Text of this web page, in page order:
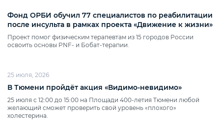
Фонд ОРБИ обучил 77 специалистов по реабилитации
после инсульта в рамках проекта «Движение к жизни»
Проект помог физическим терапевтам из 15 городов России
освоить основы PNF‑ и Бобат‑терапии.
25 июля, 2026
В Тюмени пройдёт акция «Видимо‑невидимо»
25 июля с 12:00 до 15:00 на Площади 400‑летия Тюмени любой
желающий сможет проверить свой уровень «плохого»
холестерина.